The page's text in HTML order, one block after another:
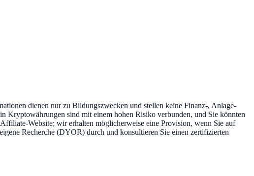
dienen nur zu Bildungszwecken und stellen keine Finanz-, Anlage-
Kryptowährungen sind mit einem hohen Risiko verbunden, und Sie könnten
Website; wir erhalten möglicherweise eine Provision, wenn Sie auf
Recherche (DYOR) durch und konsultieren Sie einen zertifizierten